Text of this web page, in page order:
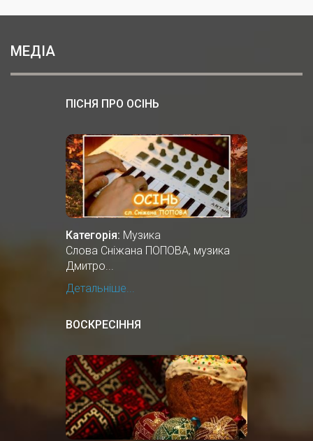
МЕДІА
ПІСНЯ ПРО ОСІНЬ
Категорія: Музика
Cлова Сніжана ПОПОВА, музика
Дмитро...
Детальніше...
ВОСКРЕСІННЯ